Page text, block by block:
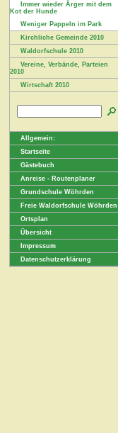
Immer wieder Ärger mit dem
Kot der Hunde
Weniger Pappeln im Park
Kirchliche Gemeinde 2010
Waldorfschule 2010
Vereine, Verbände, Parteien
2010
Wirtschaft 2010
Allgemein:
Startseite
Gästebuch
Anreise - Routenplaner
Grundschule Wöhrden
Freie Waldorfschule Wöhrden
Ortsplan
Übersicht
Impressum
Datenschutzerklärung